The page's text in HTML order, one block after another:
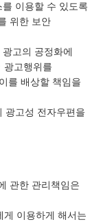
이용할 수 있도록
위한 보안
고의 공정화에
광고행위를
를 배상할 책임을
광고성 전자우편을
관한 관리책임은
게 이용하게 해서는